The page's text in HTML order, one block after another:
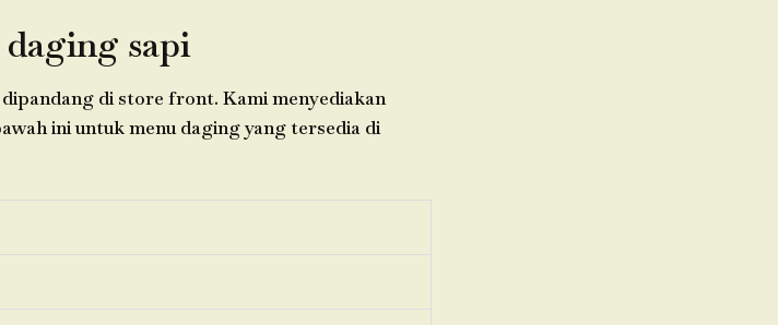
sapi
di store front. Kami menyediakan
ini untuk menu daging yang tersedia di